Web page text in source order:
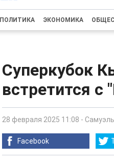
ПОЛИТИКА ЭКОНОМИКА
Суперкубок
встретится
28 февраля 2025 11:08 -
Facebook